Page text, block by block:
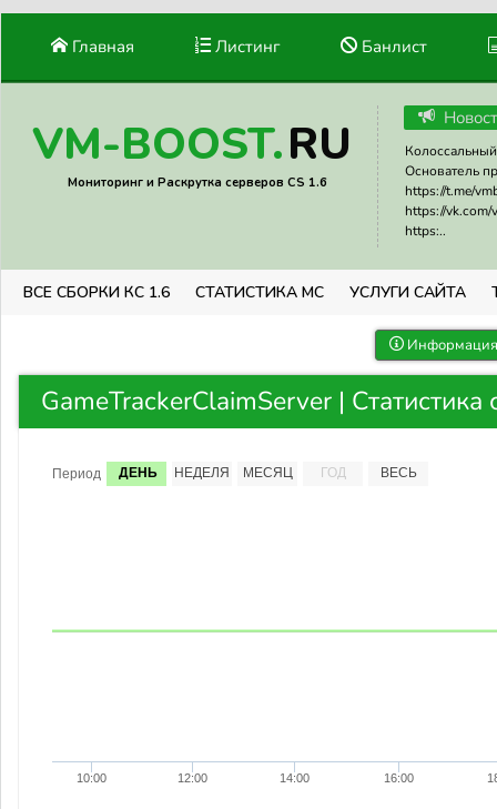
Главная Листинг Банлист
VM-BOOST.RU
Мониторинг и Раскрутка серверов CS 1.6
Основатель
https://t.me/
https://vk.com/
https:..
ВСЕ СБОРКИ КС 1.6 СТАТИСТИКА МС УСЛУГИ САЙТА
GameTrackerClaimServer | Статистика
Период ДЕНЬ НЕДЕЛЯ МЕСЯЦ ГОД ВЕСЬ
10:00 12:00 14:00 16:00